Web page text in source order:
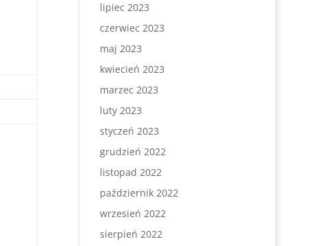
lipiec 2023
czerwiec 2023
maj 2023
kwiecień 2023
marzec 2023
luty 2023
styczeń 2023
grudzień 2022
listopad 2022
październik 2022
wrzesień 2022
sierpień 2022